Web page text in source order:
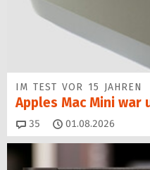
IM TEST VOR 15 JAHREN
Apples Mac Mini
35 Kommentare
01.08.2026